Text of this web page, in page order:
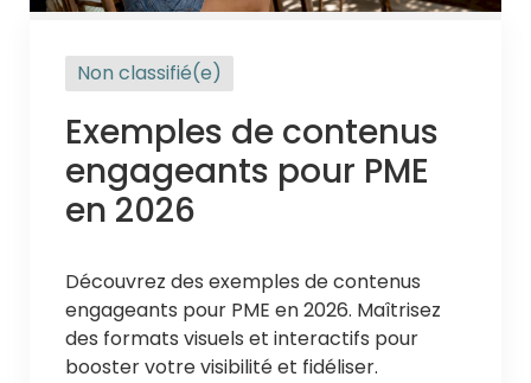
Non classifié(e)
Exemples de contenus
engageants pour PME
en 2026
Découvrez des exemples de contenus
engageants pour PME en 2026. Maîtrisez
des formats visuels et interactifs pour
booster votre visibilité et fidéliser.